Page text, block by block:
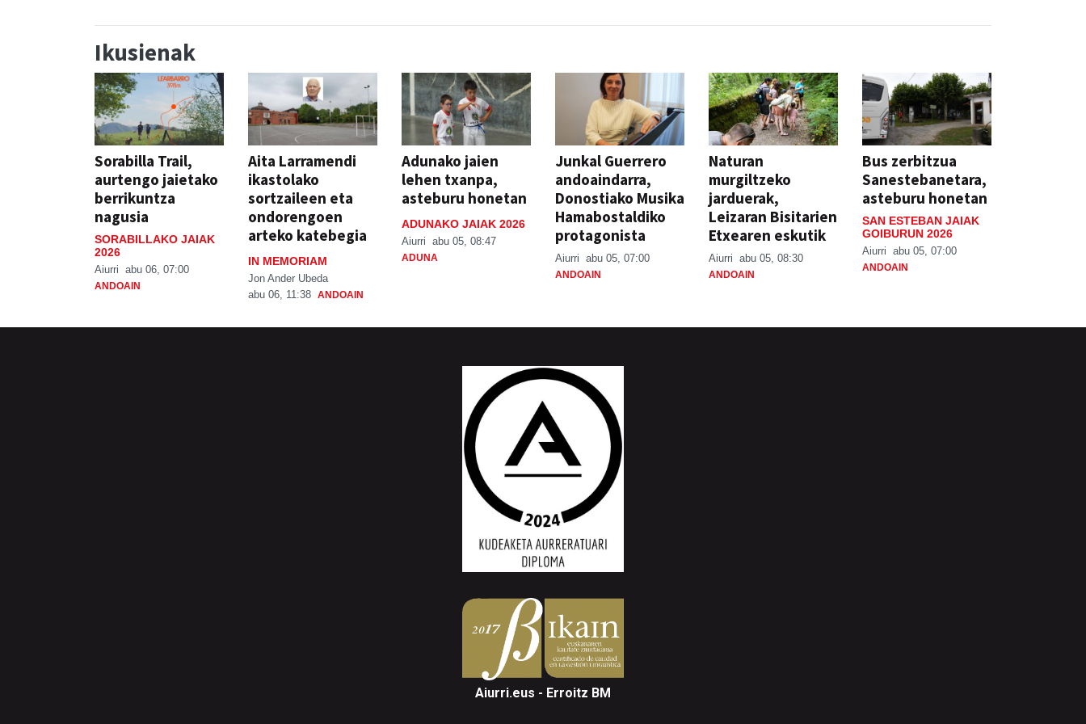
Ikusienak
Sorabilla Trail,
aurtengo jaietako
berrikuntza
nagusia
SORABILLAKO JAIAK
2026
Aiurri abu 06, 07:00
ANDOAIN
Aita Larramendi
ikastolako
sortzaileen eta
ondorengoen
arteko katebegia
IN MEMORIAM
Jon Ander Ubeda
abu 06, 11:38 ANDOAIN
Adunako jaien
lehen txanpa,
asteburu honetan
ADUNAKO JAIAK 2026
Aiurri abu 05, 08:47
ADUNA
Junkal Guerrero
andoaindarra,
Donostiako Musika
Hamabostaldiko
protagonista
Aiurri abu 05, 07:00
ANDOAIN
Naturan
murgiltzeko
jarduerak,
Leizaran Bisitarien
Etxearen eskutik
Aiurri abu 05, 08:30
ANDOAIN
Bus zerbitzua
Sanestebanetara,
asteburu honetan
SAN ESTEBAN JAIAK
GOIBURUN 2026
Aiurri abu 05, 07:00
ANDOAIN
Aiurri.eus - Erroitz BM